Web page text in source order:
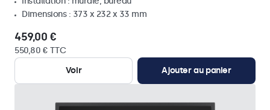
Dimensions : 373 x 232 x 33 mm
459,00 €
550,80 € TTC
Voir
Ajouter au panier